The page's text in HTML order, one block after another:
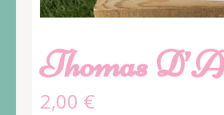
Thomas
2,00 €